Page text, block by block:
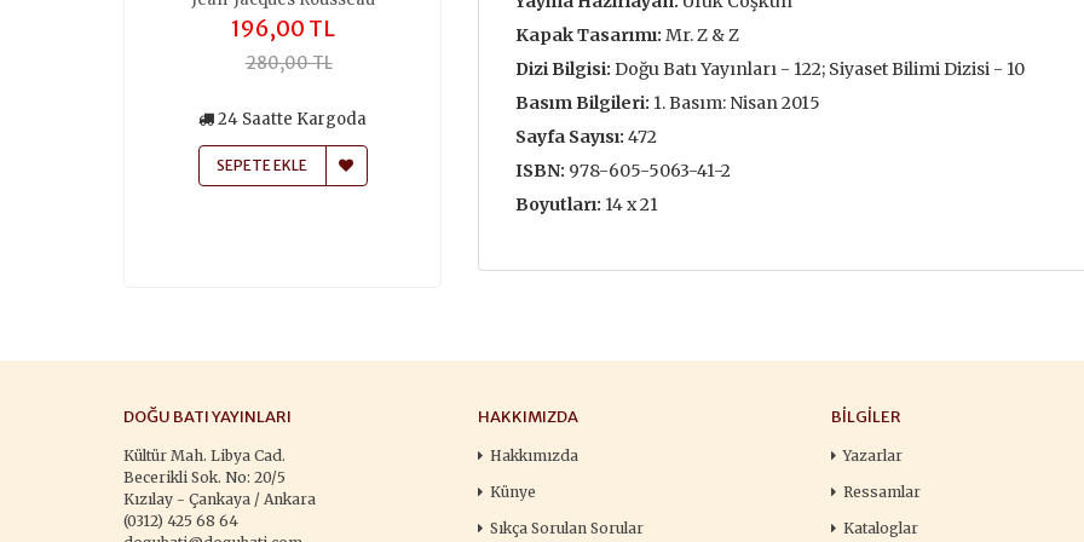
196,00 TL
280,00 TL
24 Saatte Kargoda
SEPETE EKLE
259,00 TL
370,00 TL
24 Saatte Kargoda
SEPETE EKLE
280,00 TL
Kapak Tasarımı: Mr. Z & Z
Dizi Bilgisi: Doğu Batı Yayınları - 122; Siyaset Bilimi Dizisi - 10
Basım Bilgileri: 1. Basım: Nisan 2015
Sayfa Sayısı: 472
ISBN: 978-605-5063-41-2
Boyutları: 14 x 21
DOĞU BATI YAYINLARI
Kültür Mah. Libya Cad.
Becerikli Sok. No: 20/5
Kızılay - Çankaya / Ankara
(0312) 425 68 64
HAKKIMIZDA
Hakkımızda
Künye
Sıkça Sorulan Sorular
BILGILER
Yazarlar
Ressamlar
Kataloglar